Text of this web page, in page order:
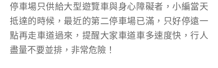
停車場只供給大型遊覽車與身心障礙者，小編當天
抵達的時候，最近的第二停車場已滿，只好停遠一
點再走車道過來，提醒大家車道車多速度快，行人
盡量不要並排，非常危險！